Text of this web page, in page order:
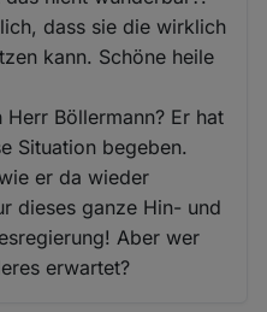
dass sie die wirklich
kann. Schöne heile
Böllermann? Er hat
Situation begeben.
er da wieder
dieses ganze Hin- und
Aber wer
erwartet?